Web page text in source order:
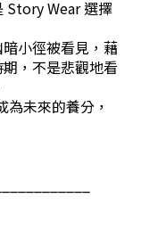
Story Wear 選擇
小徑被看見 ， 藉
， 不是悲觀地看
為未來的養分 ，